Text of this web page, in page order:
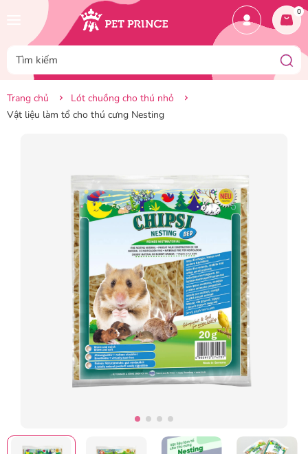
0
Trang chủ
Lót chuồng cho thú nhỏ
Vật liệu làm tổ cho thú cưng Nesting